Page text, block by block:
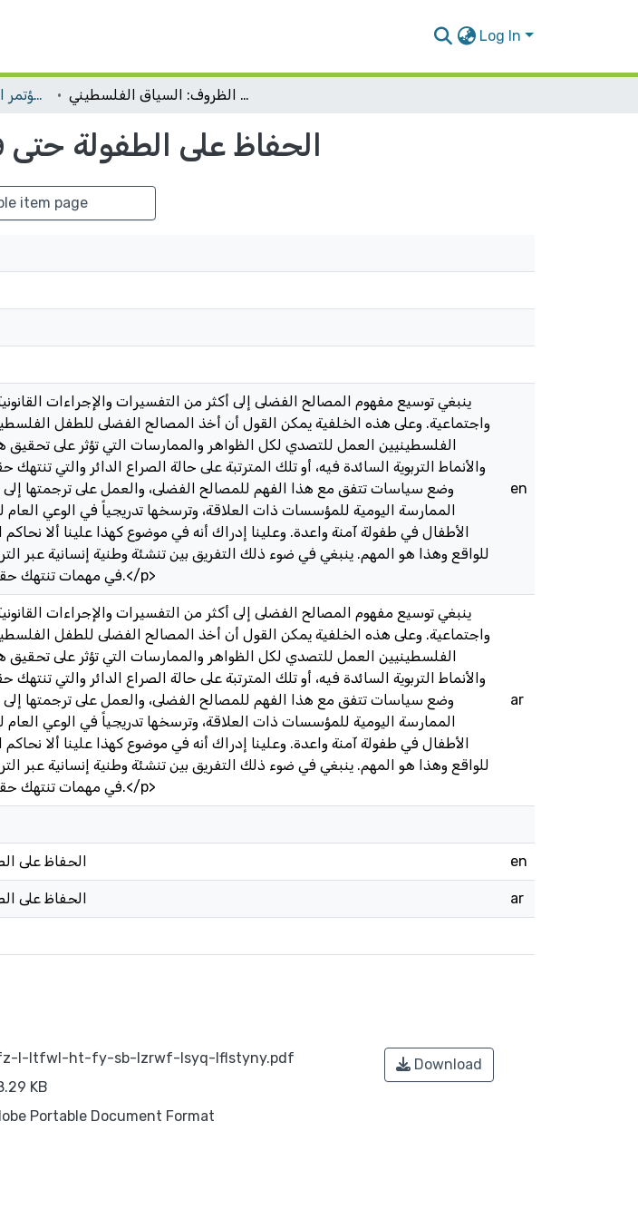
Log In
المؤتمر الوطني التاسع للأطفال الحفاظ على الطفولة حتى في أصعب الظروف: السياق الفلسطيني
الحفاظ على الطفولة
item page
واجتماعية. وعلى هذه الخلفية يمكن القول أن أخذ المصالح الفضلى للطفل
الفلسطينيين العمل للتصدي لكل الظواهر والممارسات التي تؤثر على تحقيق
والأنماط التربوية السائدة فيه، أو تلك المترتبة على حالة الصراع الدائر والتي
وضع سياسات تتفق مع هذا الفهم للمصالح الفضلى، والعمل على ترجمتها
الممارسة اليومية للمؤسسات ذات العلاقة، وترسخها تدريجياً في الوعي
الأطفال في طفولة آمنة واعدة. وعلينا إدراك أنه في موضوع كهذا علينا ألا نحاكم
للواقع وهذا هو المهم. ينبغي في ضوء ذلك التفريق بين تنشئة وطنية إنسانية عبر
في مهمات تنتهك حقهم في طفولة آمنة ومفتوحة الآفاق، من جهة أخرى.</p>
en
واجتماعية. وعلى هذه الخلفية يمكن القول أن أخذ المصالح الفضلى للطفل
الفلسطينيين العمل للتصدي لكل الظواهر والممارسات التي تؤثر على تحقيق
والأنماط التربوية السائدة فيه، أو تلك المترتبة على حالة الصراع الدائر والتي
وضع سياسات تتفق مع هذا الفهم للمصالح الفضلى، والعمل على ترجمتها
الممارسة اليومية للمؤسسات ذات العلاقة، وترسخها تدريجياً في الوعي
الأطفال في طفولة آمنة واعدة. وعلينا إدراك أنه في موضوع كهذا علينا ألا نحاكم
للواقع وهذا هو المهم. ينبغي في ضوء ذلك التفريق بين تنشئة وطنية إنسانية عبر
في مهمات تنتهك حقهم في طفولة آمنة ومفتوحة الآفاق، من جهة أخرى.</p>
ar
الحفاظ على en
الحفاظ على ar
l-ltfwl-ht-fy-sb-lzrwf-lsyq-lflstyny.pdf
KB
Portable Document Format
Download